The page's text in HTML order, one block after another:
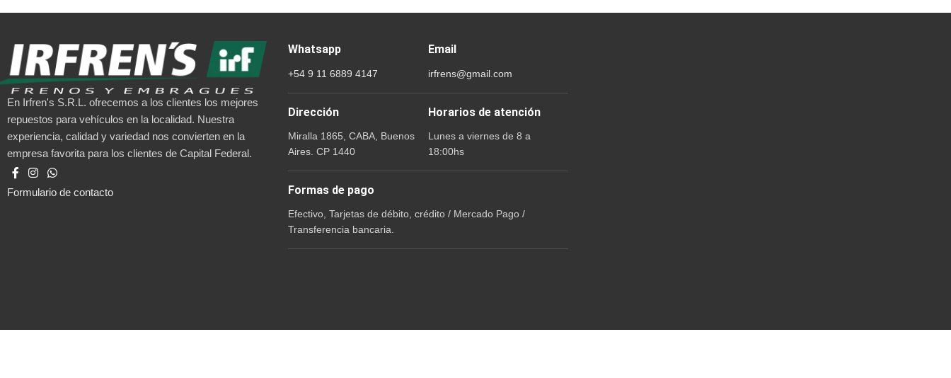
En Irfren's S.R.L. ofrecemos a los clientes los mejores
repuestos para vehículos en la localidad. Nuestra
experiencia, calidad y variedad nos convierten en la
empresa favorita para los clientes de Capital Federal.
Formulario de contacto
Whatsapp
+54 9 11 6889 4147
Email
irfrens@gmail.com
Dirección
Miralla 1865, CABA, Buenos
Aires. CP 1440
Horarios de atención
Lunes a viernes de 8 a
18:00hs
Formas de pago
Efectivo, Tarjetas de débito, crédito / Mercado Pago /
Transferencia bancaria.